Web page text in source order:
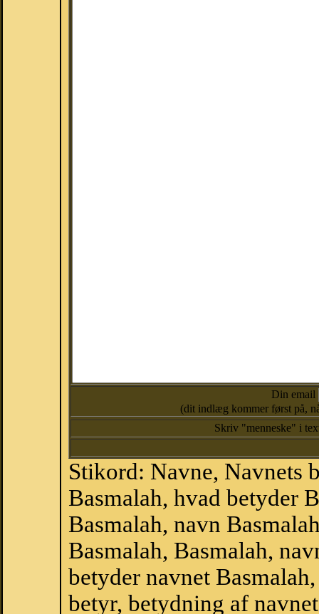
Din email
(dit indlæg kommer først på,
Skriv "menneske" i
Stikord: Navne, Navnets
Basmalah, hvad betyder
Basmalah, navn
Basmalah, Basmalah,
betyder navnet
betyr, betydning af